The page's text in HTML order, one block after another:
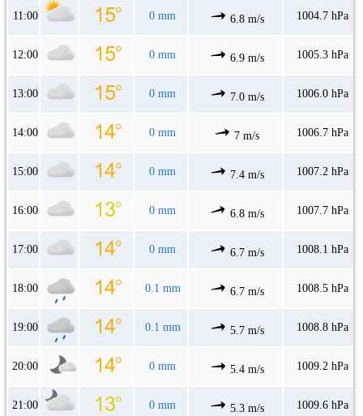
11:00 0 mm 6.8 m/s 1004.7 hPa
12:00 0 mm 6.9 m/s 1005.3 hPa
13:00 0 mm 7.0 m/s 1006.0 hPa
14:00 0 mm 7 m/s 1006.7 hPa
15:00 0 mm 7.4 m/s 1007.2 hPa
16:00 0 mm 6.8 m/s 1007.7 hPa
17:00 0 mm 6.7 m/s 1008.1 hPa
18:00 0.1 mm 6.7 m/s 1008.5 hPa
19:00 0.1 mm 5.7 m/s 1008.8 hPa
20:00 0 mm 5.4 m/s 1009.2 hPa
21:00 0 mm 5.3 m/s 1009.6 hPa